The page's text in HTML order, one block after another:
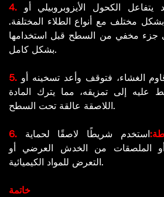
يتفاعل الكحول الأيزوبروبيلي أو
بشكل مختلف مع أنواع الطلاء المختلفة.
جزء مخفي من السطح قبل استخدامها
بشكل كامل.
الغشاء، فتوقف وأعد تسخينه أو
عليه إلى تمزيقه، مما يترك المادة
اللاصقة عالقة تحت السطح.
استخدم شريطًا لاصقًا لحماية
أو الملصقات من الخدش العرضي أو
التعرض للمواد الكيميائية.
خاتمة